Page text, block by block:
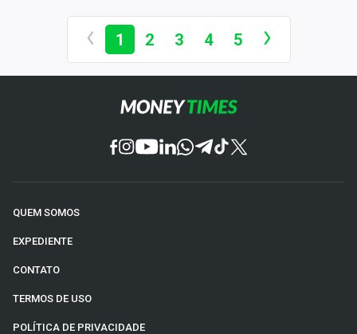
1 2 3 4 5
QUEM SOMOS
EXPEDIENTE
CONTATO
TERMOS DE USO
POLÍTICA DE PRIVACIDADE